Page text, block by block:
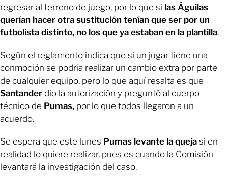
regresar al terreno de juego, por lo que si las Águilas
querían hacer otra sustitución tenían que ser por un
futbolista distinto, no los que ya estaban en la plantilla.
Según el reglamento indica que si un jugar tiene una
conmoción se podría realizar un cambio extra por parte
de cualquier equipo, pero lo que aquí resalta es que
Santander dio la autorización y preguntó al cuerpo
técnico de Pumas, por lo que todos llegaron a un
acuerdo.
Se espera que este lunes Pumas levante la queja si en
realidad lo quiere realizar, pues es cuando la Comisión
levantará la investigación del caso.